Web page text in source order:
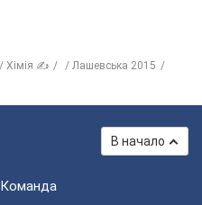
Хімія ✍
Лашевська 2015
В начало
Команда